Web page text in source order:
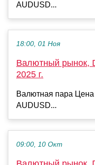
AUDUSD...
18:00, 01 Ноя
Валютный рынок,
2025 г.
Валютная пара
AUDUSD...
09:00, 10 Окт